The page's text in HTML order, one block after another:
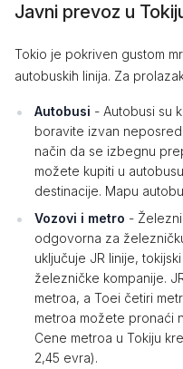
Javni prevoz u
Tokio je pokriven gustom
autobuskih linija. Za
Autobusi - Autobusi su
boravite izvan
način da se izbegnu
možete kupiti u
destinacije. Mapu
Vozovi i metro -
odgovorna za
uključuje JR linije,
železničke kompanije.
metroa, a Toei četiri
metroa možete pronaći
Cene metroa u Tokiju
2,45 evra).